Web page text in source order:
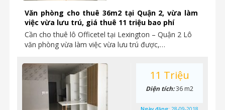
Văn phòng cho thuê 36m2 tại Quận 2, vừa làm
việc vừa lưu trú, giá thuê 11 triệu bao phí
Cần cho thuê lô Officetel tại Lexington – Quận 2 Lô
văn phòng vừa làm việc vừa lưu trú được,…
11 Triệu
Diện tích:36 m2